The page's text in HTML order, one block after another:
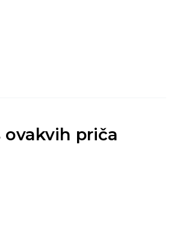
ovakvih priča